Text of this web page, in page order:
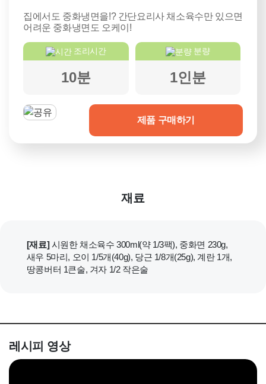
집에서도 중화냉면을!? 간단요리사 채소육수만 있으면
어려운 중화냉면도 오케이!
조리시간
10분
분량
1인분
제품 구매하기
재료
[재료]시원한 채소육수 300ml(약 1/3팩), 중화면 230g,
새우 5마리, 오이 1/5개(40g), 당근 1/8개(25g), 계란 1개,
땅콩버터 1큰술, 겨자 1/2 작은술
레시피 영상